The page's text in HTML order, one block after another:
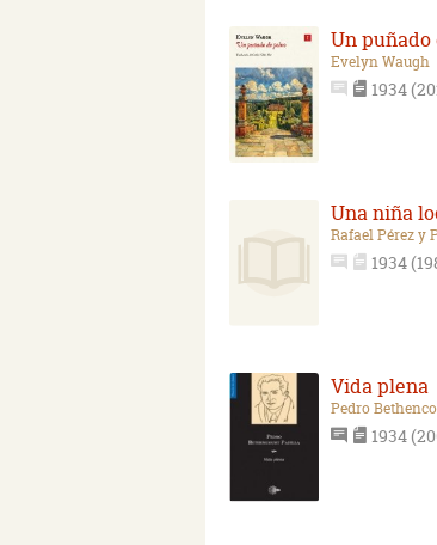
Un puñado
Evelyn Waugh
1934
Una niña
Rafael Pérez y
1934
Vida plena
Pedro
1934